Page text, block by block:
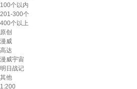
100个以内
201-300个
400个以上
原创
漫威
高达
漫威宇宙
明日战记
其他
1:200